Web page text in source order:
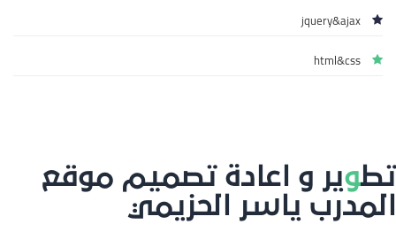
jquery&ajax
html&css
تطوير و اعادة تصميم موقع
المدرب ياسر الحزيمي